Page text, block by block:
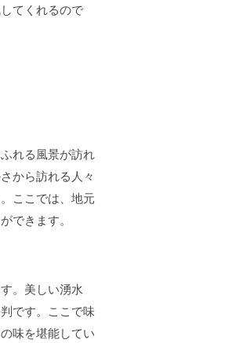
てくれるので
れる風景が訪れ
から訪れる人々
ここでは、地元
できます。
。美しい湧水
です。ここで味
味を堪能してい